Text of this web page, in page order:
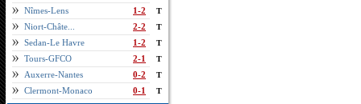
Nîmes-Lens 1-2 T
Niort-Châte... 2-2 T
Sedan-Le Havre 1-2 T
Tours-GFCO 2-1 T
Auxerre-Nantes 0-2 T
Clermont-Monaco 0-1 T